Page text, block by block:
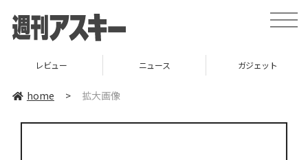
toggle
レビュー ニュース ガジェット
home > 拡大画像